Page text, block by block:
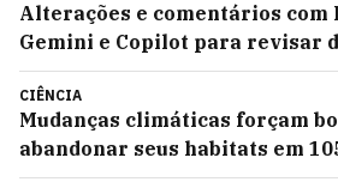
Alterações e comentários com
Gemini e Copilot para revisar
CIÊNCIA
Mudanças climáticas forçam
abandonar seus habitats em